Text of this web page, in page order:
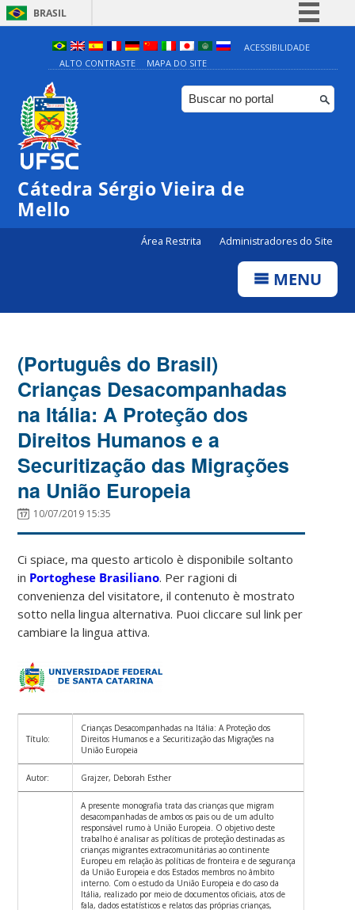
BRASIL
Simplifique!
Comunica BR
Participe
ACESSIBILIDADE
ALTO CONTRASTE
MAPA DO SITE
Cátedra Sérgio Vieira de
Mello
Área Restrita Administradores do Site
MENU
(Português do Brasil)
Crianças Desacompanhadas
na Itália: A Proteção dos
Direitos Humanos e a
Securitização das Migrações
na União Europeia
10/07/2019 15:35
Ci spiace, ma questo articolo è disponibile soltanto
in Portoghese Brasiliano. Per ragioni di
convenienza del visitatore, il contenuto è mostrato
sotto nella lingua alternativa. Puoi cliccare sul link per
cambiare la lingua attiva.
Título:
Crianças Desacompanhadas na Itália: A Proteção dos
Direitos Humanos e a Securitização das Migrações na
União Europeia
Autor: Grajzer, Deborah Esther
A presente monografia trata das crianças que migram
desacompanhadas de ambos os pais ou de um adulto
responsável rumo à União Europeia. O objetivo deste
trabalho é analisar as políticas de proteção destinadas as
crianças migrantes extracomunitárias ao continente
Europeu em relação às políticas de fronteira e de segurança
da União Europeia e dos Estados membros no âmbito
interno. Com o estudo da União Europeia e do caso da
Itália, realizado por meio de documentos oficiais, atos de
fala, dados estatísticos e relatos das próprias crianças,